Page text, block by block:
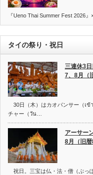
『Ueno Thai Summer Fest 2026
タイの祭り・祝日
三連休3日
7、8月（
30日（木）はカオパンサー（เข้
チャー（วัน…
アーサー
8月（旧暦
祝日。三宝は仏・法・僧（ぶっ